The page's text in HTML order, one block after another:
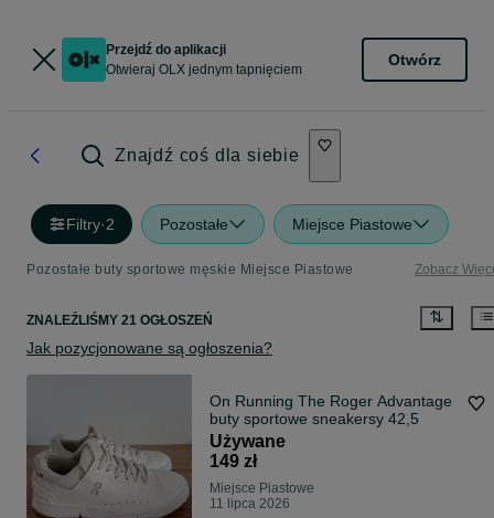
Przejdź do aplikacji
Otwieraj OLX jednym tapnięciem
Otwórz
Znajdź coś dla siebie
Filtry·2 Pozostałe Miejsce Piastowe
Pozostałe buty sportowe męskie Miejsce Piastowe Zobacz
ZNALEŹLIŚMY 21 OGŁOSZEŃ
Jak pozycjonowane są ogłoszenia?
On Running The Roger Advantage
buty sportowe sneakersy 42,5
Używane
149 zł
Miejsce Piastowe
11 lipca 2026